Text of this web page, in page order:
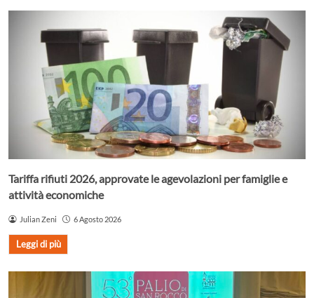
Tariffa rifiuti 2026, approvate le agevolazioni per famiglie e
attività economiche
Julian Zeni 6 Agosto 2026
Leggi di più